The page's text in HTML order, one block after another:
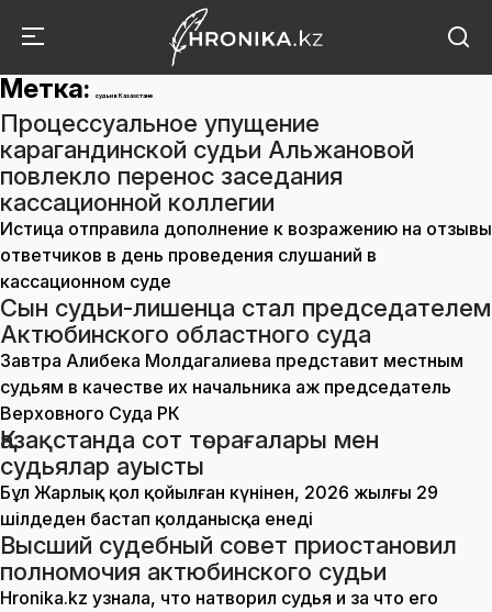
Метка: судьи в Казахстане
Процессуальное упущение
карагандинской судьи Альжановой
повлекло перенос заседания
кассационной коллегии
Истица отправила дополнение к возражению на отзывы
ответчиков в день проведения слушаний в
кассационном суде
Сын судьи-лишенца стал председателем
Актюбинского областного суда
Завтра Алибека Молдагалиева представит местным
судьям в качестве их начальника аж председатель
Верховного Суда РК
Қазақстанда сот төрағалары мен
судьялар ауысты
Бұл Жарлық қол қойылған күнінен, 2026 жылғы 29
шілдеден бастап қолданысқа енеді
Высший судебный совет приостановил
полномочия актюбинского судьи
Hronika.kz узнала, что натворил судья и за что его